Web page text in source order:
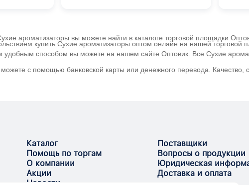
ароматизаторы вы можете найти в каталоге торговой площадки
купить Сухие ароматизаторы оптом онлайн на нашей торговой
удобным способом вы можете на нашем сайте Оптовик. Все Сухие
с помощью банковской карты или денежного перевода. Качество,
Каталог
Помощь по торгам
О компании
Акции
Поставщики
Вопросы о продукции
Юридическая
Доставка и оплата